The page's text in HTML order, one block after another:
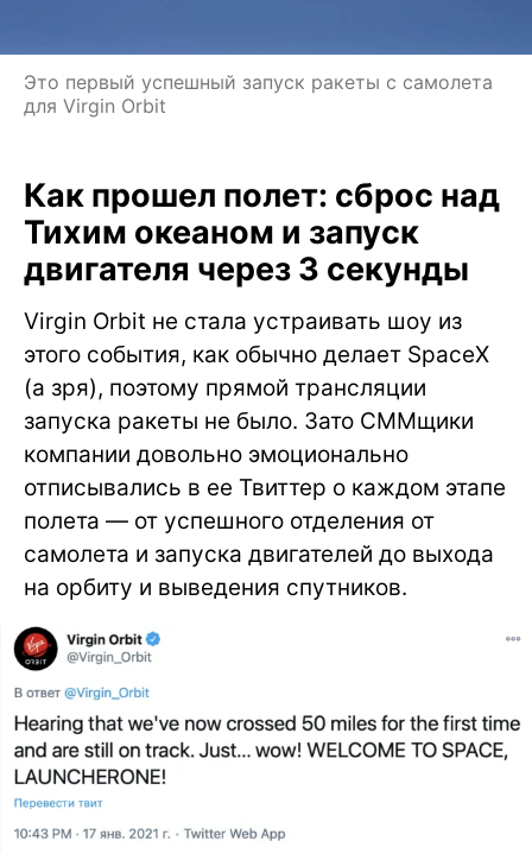
Это первый успешный запуск ракеты с самолета
для Virgin Orbit
Как прошел полет: сброс над
Тихим океаном и запуск
двигателя через 3 секунды
Virgin Orbit не стала устраивать шоу из
этого события, как обычно делает SpaceX
(а зря), поэтому прямой трансляции
запуска ракеты не было. Зато СММщики
компании довольно эмоционально
отписывались в ее Твиттер о каждом этапе
полета — от успешного отделения от
самолета и запуска двигателей до выхода
на орбиту и выведения спутников.